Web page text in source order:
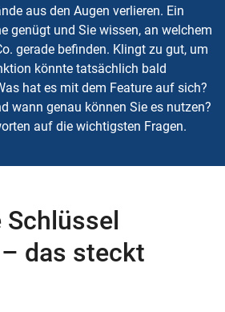
aus den Augen verlieren. Ein
genügt und Sie wissen, an welchem
gerade befinden. Klingt zu gut, um
könnte tatsächlich bald
hat es mit dem Feature auf sich?
wann genau können Sie es nutzen?
auf die wichtigsten Fragen.
das steckt